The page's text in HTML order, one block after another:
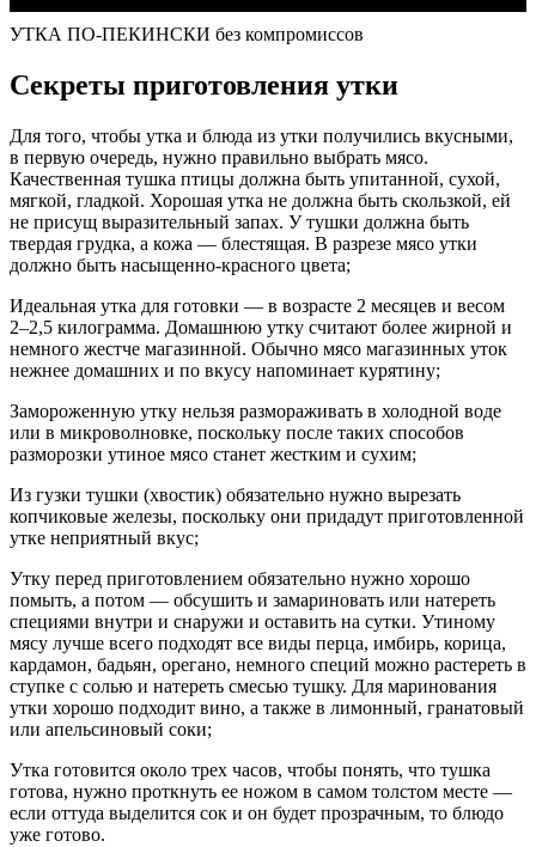
УТКА ПО-ПЕКИНСКИ без компромиссов
Секреты приготовления утки
Для того, чтобы утка и блюда из утки получились вкусными,
в первую очередь, нужно правильно выбрать мясо.
Качественная тушка птицы должна быть упитанной, сухой,
мягкой, гладкой. Хорошая утка не должна быть скользкой, ей
не присущ выразительный запах. У тушки должна быть
твердая грудка, а кожа — блестящая. В разрезе мясо утки
должно быть насыщенно-красного цвета;
Идеальная утка для готовки — в возрасте 2 месяцев и весом
2–2,5 килограмма. Домашнюю утку считают более жирной и
немного жестче магазинной. Обычно мясо магазинных уток
нежнее домашних и по вкусу напоминает курятину;
Замороженную утку нельзя размораживать в холодной воде
или в микроволновке, поскольку после таких способов
разморозки утиное мясо станет жестким и сухим;
Из гузки тушки (хвостик) обязательно нужно вырезать
копчиковые железы, поскольку они придадут приготовленной
утке неприятный вкус;
Утку перед приготовлением обязательно нужно хорошо
помыть, а потом — обсушить и замариновать или натереть
специями внутри и снаружи и оставить на сутки. Утиному
мясу лучше всего подходят все виды перца, имбирь, корица,
кардамон, бадьян, орегано, немного специй можно растереть в
ступке с солью и натереть смесью тушку. Для маринования
утки хорошо подходит вино, а также в лимонный, гранатовый
или апельсиновый соки;
Утка готовится около трех часов, чтобы понять, что тушка
готова, нужно проткнуть ее ножом в самом толстом месте —
если оттуда выделится сок и он будет прозрачным, то блюдо
уже готово.